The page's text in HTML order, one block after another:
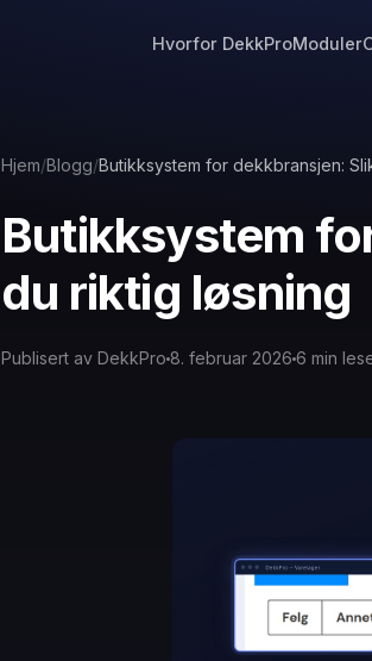
Hvorfor DekkProModuler
Hjem/Blogg/Butikksystem for dekkbransjen:
Butikksystem
du riktig løsning
Publisert av DekkPro 8. februar 2026 6 min